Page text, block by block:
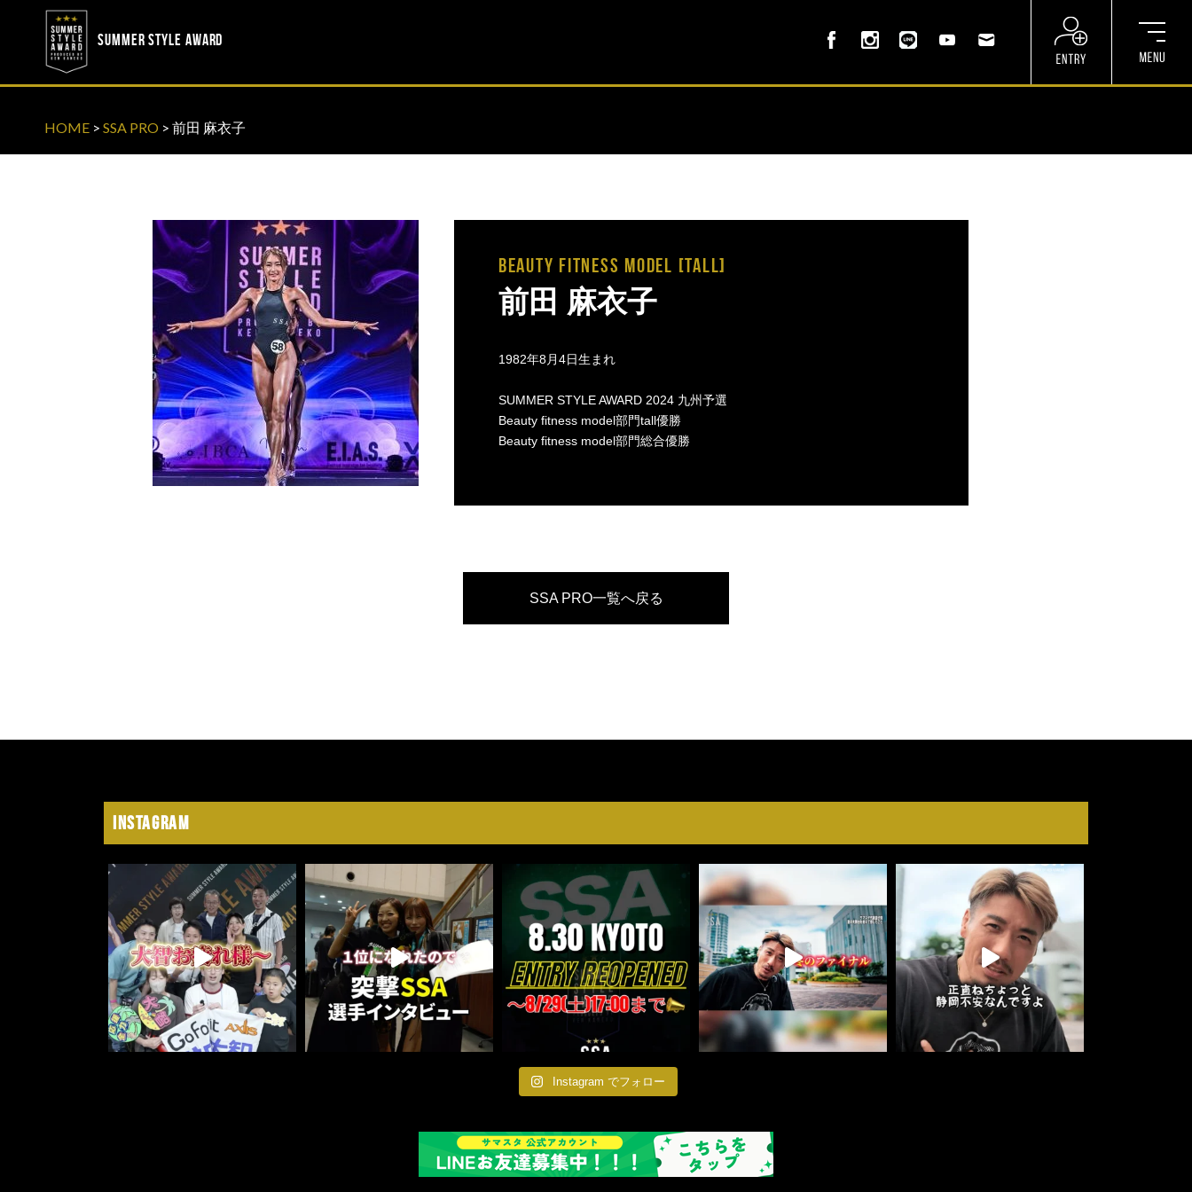
SUMMER STYLE AWARD
HOME > SSA PRO > 前田 麻衣子
BEAUTY FITNESS MODEL [tall]
前田 麻衣子
1982年8月4日生まれ
SUMMER STYLE AWARD 2024 九州予選
Beauty fitness model部門tall優勝
Beauty fitness model部門総合優勝
SSA PRO一覧へ戻る
Instagram
Instagram でフォロー